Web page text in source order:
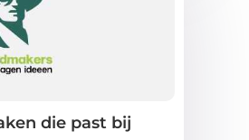
die past bij